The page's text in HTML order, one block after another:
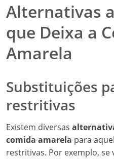
Alternativas
que Deixa a
Amarela
Substituições
restritivas
Existem diversas
comida amarela para
restritivas. Por exemplo, se